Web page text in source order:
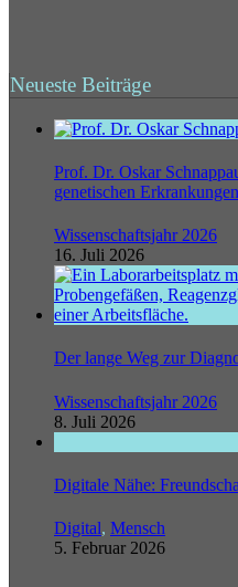
Neueste Beiträge
Prof. Dr. Oskar
genetischen Erkrankungen
Wissenschaftsjahr 2026
16. Juli 2026
Der lange Weg zur
Wissenschaftsjahr 2026
8. Juli 2026
Digitale Nähe:
Digital, Mensch
5. Februar 2026